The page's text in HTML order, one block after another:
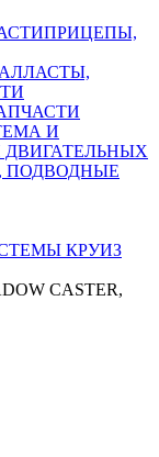
ПРИЦЕПЫ,
И
ДВИГАТЕЛЬНЫХ
ПОДВОДНЫЕ
КРУИЗ
CASTER,